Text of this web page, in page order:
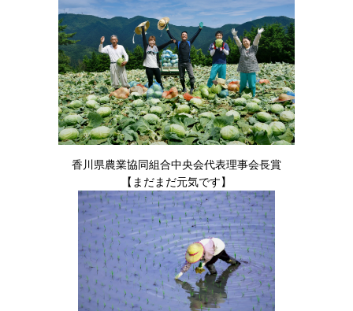
香川県農業協同組合中央会代表理事会長賞
【まだまだ元気です】